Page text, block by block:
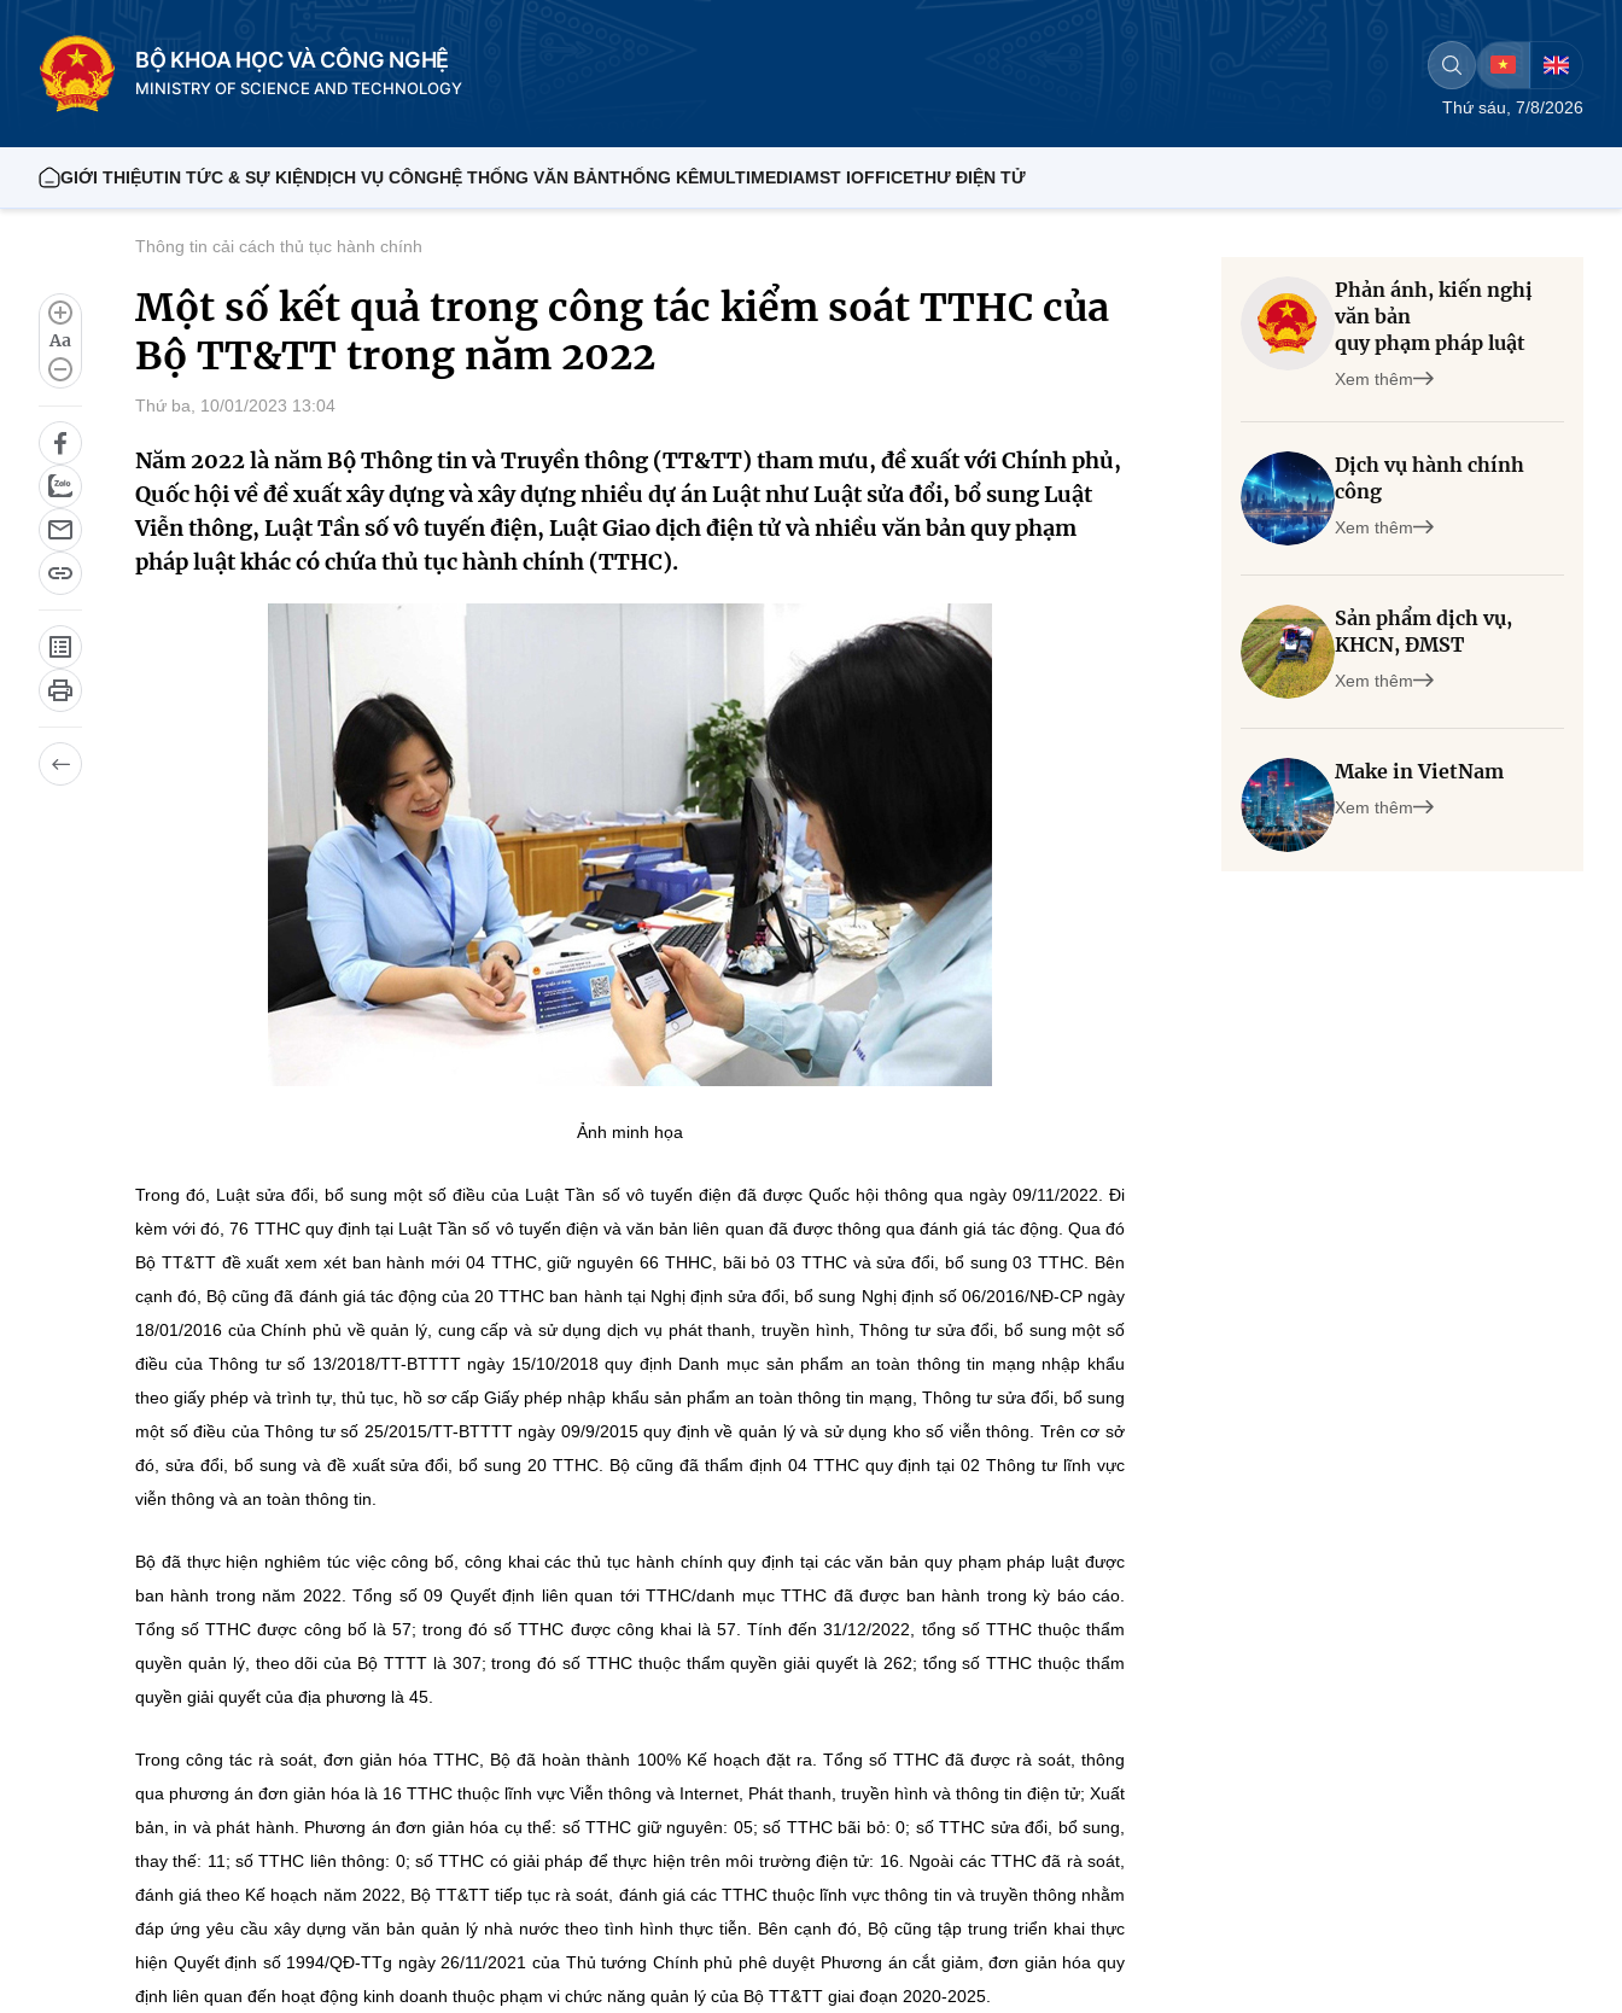
BỘ KHOA HỌC VÀ CÔNG NGHỆ
MINISTRY OF SCIENCE AND TECHNOLOGY
Thứ sáu, 7/8/2026
GIỚI THIỆUTIN TỨC & SỰ KIỆNDỊCH VỤ CÔNGHỆ THỐNG VĂN BẢNTHỐNG KÊMULTIMEDIAMST IOFFICETHƯ ĐIỆN TỬ
Aa
Thông tin cải cách thủ tục hành chính
Một số kết quả trong công tác kiểm soát TTHC của
Bộ TT&TT trong năm 2022
Thứ ba, 10/01/2023 13:04
Năm 2022 là năm Bộ Thông tin và Truyền thông (TT&TT) tham mưu, đề xuất với Chính phủ,
Quốc hội về đề xuất xây dựng và xây dựng nhiều dự án Luật như Luật sửa đổi, bổ sung Luật
Viễn thông, Luật Tần số vô tuyến điện, Luật Giao dịch điện tử và nhiều văn bản quy phạm
pháp luật khác có chứa thủ tục hành chính (TTHC).
Ảnh minh họa
Trong đó, Luật sửa đổi, bổ sung một số điều của Luật Tần số vô tuyến điện đã được Quốc hội thông qua ngày 09/11/2022. Đi
kèm với đó, 76 TTHC quy định tại Luật Tần số vô tuyến điện và văn bản liên quan đã được thông qua đánh giá tác động. Qua đó
Bộ TT&TT đề xuất xem xét ban hành mới 04 TTHC, giữ nguyên 66 THHC, bãi bỏ 03 TTHC và sửa đổi, bổ sung 03 TTHC. Bên
cạnh đó, Bộ cũng đã đánh giá tác động của 20 TTHC ban hành tại Nghị định sửa đổi, bổ sung Nghị định số 06/2016/NĐ-CP ngày
18/01/2016 của Chính phủ về quản lý, cung cấp và sử dụng dịch vụ phát thanh, truyền hình, Thông tư sửa đổi, bổ sung một số
điều của Thông tư số 13/2018/TT-BTTTT ngày 15/10/2018 quy định Danh mục sản phẩm an toàn thông tin mạng nhập khẩu
theo giấy phép và trình tự, thủ tục, hồ sơ cấp Giấy phép nhập khẩu sản phẩm an toàn thông tin mạng, Thông tư sửa đổi, bổ sung
một số điều của Thông tư số 25/2015/TT-BTTTT ngày 09/9/2015 quy định về quản lý và sử dụng kho số viễn thông. Trên cơ sở
đó, sửa đổi, bổ sung và đề xuất sửa đổi, bổ sung 20 TTHC. Bộ cũng đã thẩm định 04 TTHC quy định tại 02 Thông tư lĩnh vực
viễn thông và an toàn thông tin.
Bộ đã thực hiện nghiêm túc việc công bố, công khai các thủ tục hành chính quy định tại các văn bản quy phạm pháp luật được
ban hành trong năm 2022. Tổng số 09 Quyết định liên quan tới TTHC/danh mục TTHC đã được ban hành trong kỳ báo cáo.
Tổng số TTHC được công bố là 57; trong đó số TTHC được công khai là 57. Tính đến 31/12/2022, tổng số TTHC thuộc thẩm
quyền quản lý, theo dõi của Bộ TTTT là 307; trong đó số TTHC thuộc thẩm quyền giải quyết là 262; tổng số TTHC thuộc thẩm
quyền giải quyết của địa phương là 45.
Trong công tác rà soát, đơn giản hóa TTHC, Bộ đã hoàn thành 100% Kế hoạch đặt ra. Tổng số TTHC đã được rà soát, thông
qua phương án đơn giản hóa là 16 TTHC thuộc lĩnh vực Viễn thông và Internet, Phát thanh, truyền hình và thông tin điện tử; Xuất
bản, in và phát hành. Phương án đơn giản hóa cụ thể: số TTHC giữ nguyên: 05; số TTHC bãi bỏ: 0; số TTHC sửa đổi, bổ sung,
thay thế: 11; số TTHC liên thông: 0; số TTHC có giải pháp để thực hiện trên môi trường điện tử: 16. Ngoài các TTHC đã rà soát,
đánh giá theo Kế hoạch năm 2022, Bộ TT&TT tiếp tục rà soát, đánh giá các TTHC thuộc lĩnh vực thông tin và truyền thông nhằm
đáp ứng yêu cầu xây dựng văn bản quản lý nhà nước theo tình hình thực tiễn. Bên cạnh đó, Bộ cũng tập trung triển khai thực
hiện Quyết định số 1994/QĐ-TTg ngày 26/11/2021 của Thủ tướng Chính phủ phê duyệt Phương án cắt giảm, đơn giản hóa quy
định liên quan đến hoạt động kinh doanh thuộc phạm vi chức năng quản lý của Bộ TT&TT giai đoạn 2020-2025.
Phản ánh, kiến nghị
văn bản
quy phạm pháp luật
Xem thêm
Dịch vụ hành chính
công
Xem thêm
Sản phẩm dịch vụ,
KHCN, ĐMST
Xem thêm
Make in VietNam
Xem thêm